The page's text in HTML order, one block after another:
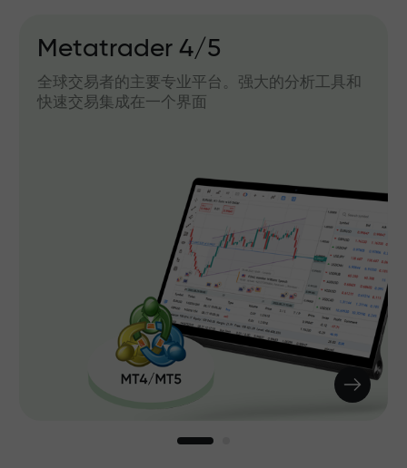
Metatrader 4/5
全球交易者的主要专业平台。强大的分析工具和
快速交易集成在一个界面